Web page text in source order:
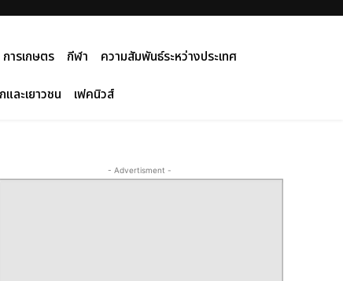
การเกษตร กีฬา
ความสัมพันธ์ระหว่างประเทศ
และเยาวชน เฟคนิวส์
- Advertisment -